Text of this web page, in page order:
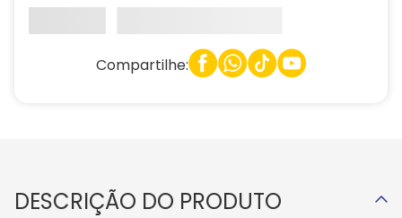
Compartilhe:
DESCRIÇÃO DO PRODUTO